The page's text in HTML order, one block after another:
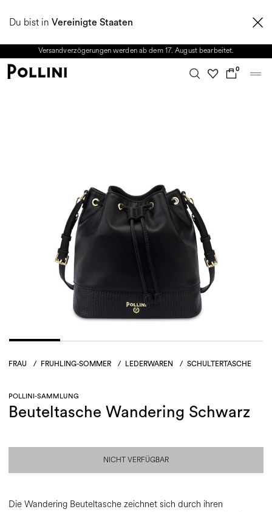
Du bist in Vereinigte Staaten
2026 KOLLEKTION. Vom 8. bis 16. August ist unser Kundenservice nicht
Versandverzögerungen werden ab dem 17. August bearbeitet.
0
FRAU / FRUHLING-SOMMER / LEDERWAREN / SCHULTERTASCHE
POLLINI-SAMMLUNG
Beuteltasche Wandering Schwarz
NICHT VERFÜGBAR
Die Wandering Beuteltasche zeichnet sich durch ihren